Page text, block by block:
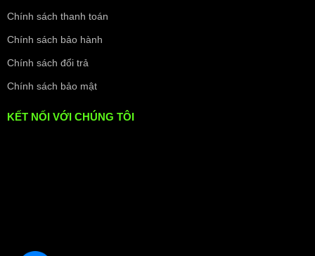
Chính sách thanh toán
Chính sách bảo hành
Chính sách đổi trả
Chính sách bảo mật
KẾT NỐI VỚI CHÚNG TÔI